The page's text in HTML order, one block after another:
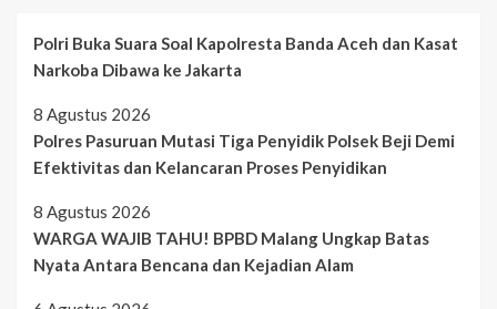
Polri Buka Suara Soal Kapolresta Banda Aceh dan Kasat
Narkoba Dibawa ke Jakarta
8 Agustus 2026
Polres Pasuruan Mutasi Tiga Penyidik Polsek Beji Demi
Efektivitas dan Kelancaran Proses Penyidikan
8 Agustus 2026
WARGA WAJIB TAHU! BPBD Malang Ungkap Batas
Nyata Antara Bencana dan Kejadian Alam